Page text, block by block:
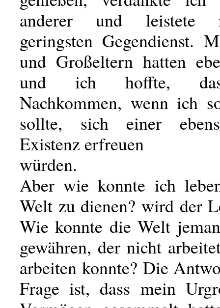
anderer und leistete
geringsten Gegendienst.
und Großeltern hatten
und ich hoffte,
Nachkommen, wenn ich
sollte, sich einer
Existenz erfreuen
würden.
Aber wie konnte ich
Welt zu dienen? wird der
Wie konnte die Welt
gewähren, der nicht
arbeiten konnte? Die
Frage ist, dass mein